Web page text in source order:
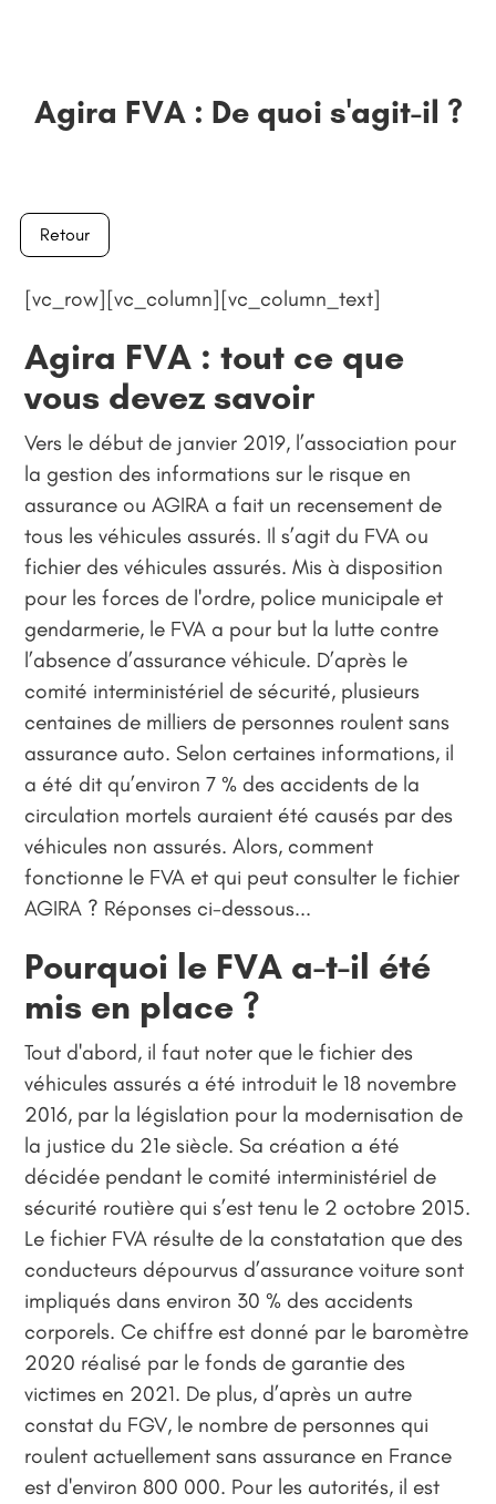
Agira FVA : De quoi s'agit-il ?
Retour
[vc_row][vc_column][vc_column_text]
Agira FVA : tout ce que
vous devez savoir
Vers le début de janvier 2019, l’association pour
la gestion des informations sur le risque en
assurance ou AGIRA a fait un recensement de
tous les véhicules assurés. Il s’agit du FVA ou
fichier des véhicules assurés. Mis à disposition
pour les forces de l'ordre, police municipale et
gendarmerie, le FVA a pour but la lutte contre
l’absence d’assurance véhicule. D’après le
comité interministériel de sécurité, plusieurs
centaines de milliers de personnes roulent sans
assurance auto. Selon certaines informations, il
a été dit qu’environ 7 % des accidents de la
circulation mortels auraient été causés par des
véhicules non assurés. Alors, comment
fonctionne le FVA et qui peut consulter le fichier
AGIRA ? Réponses ci-dessous...
Pourquoi le FVA a-t-il été
mis en place ?
Tout d'abord, il faut noter que le fichier des
véhicules assurés a été introduit le 18 novembre
2016, par la législation pour la modernisation de
la justice du 21e siècle. Sa création a été
décidée pendant le comité interministériel de
sécurité routière qui s’est tenu le 2 octobre 2015.
Le fichier FVA résulte de la constatation que des
conducteurs dépourvus d’assurance voiture sont
impliqués dans environ 30 % des accidents
corporels. Ce chiffre est donné par le baromètre
2020 réalisé par le fonds de garantie des
victimes en 2021. De plus, d’après un autre
constat du FGV, le nombre de personnes qui
roulent actuellement sans assurance en France
est d'environ 800 000. Pour les autorités, il est